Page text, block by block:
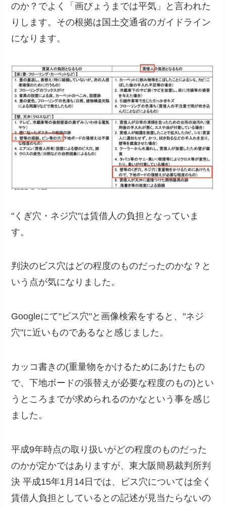
のか？でよく「画びょうまでは平気」と言われた
りします。その根拠は国土交通省のガイドライン
になります。
"くぎ穴・ネジ穴"は賃借人の負担となっていま
す。
判決のビス穴はどの程度のものだったのかな？と
いう点が気になりました。
Googleにて"ビス穴"と画像検索をすると、"ネジ
穴"に近いものであるなと感じました。
カッコ書きの(重量物をかけるためにあけたもの
で、下地ボードの張替えが必要な程度のもの)とい
うところまでが求められるのかなという事を感じ
ました。
平成9年時点の取り扱いがどの程度のものだった
のかが定かではありますが、東大阪簡易裁判所判
決 平成15年1月14日では、ビス穴については全く
賃借人負担としているとの記述が見当たらないの